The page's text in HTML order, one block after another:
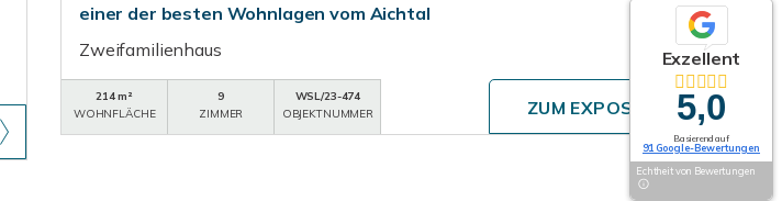
einer der besten Wohnlagen vom Aichtal
Zweifamilienhaus
214 m²
WOHNFLÄCHE
9
ZIMMER
WSL/23-474
OBJEKTNUMMER
ZUM EXPOSÉ
Exzellent
5,0
Basierend auf
91 Google-Bewertungen
Echtheit von Bewertungen